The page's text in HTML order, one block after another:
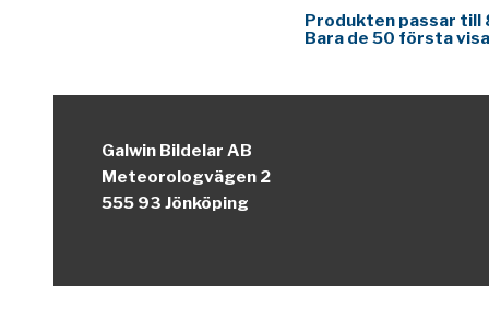
Produkten passar till
Bara de 50 första
Galwin Bildelar AB
Meteorologvägen 2
555 93 Jönköping